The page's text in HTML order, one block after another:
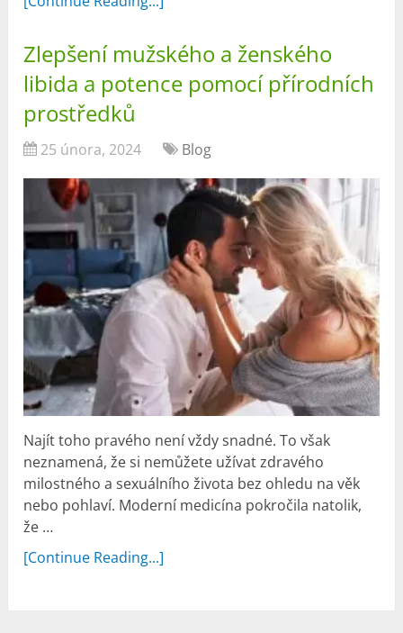
Zlepšení mužského a ženského
libida a potence pomocí přírodních
prostředků
25 února, 2024 Blog
Najít toho pravého není vždy snadné. To však
neznamená, že si nemůžete užívat zdravého
milostného a sexuálního života bez ohledu na věk
nebo pohlaví. Moderní medicína pokročila natolik,
že …
[Continue Reading...]